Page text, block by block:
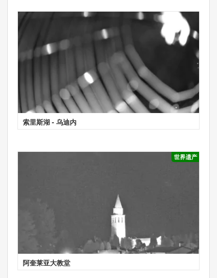
索里斯湖 - 乌迪内
世界遗产
阿奎莱亚大教堂